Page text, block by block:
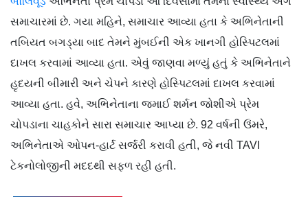
સમાચારમાં છે. ગયા મહિને, સમાચાર આવ્યા હતા કે અભિનેતાની
તબિયત બગડ્યા બાદ તેમને મુંબઈની એક ખાનગી હોસ્પિટલમાં
દાખલ કરવામાં આવ્યા હતા. એવું જાણવા મળ્યું હતું કે અભિનેતાને
હૃદયની બીમારી અને ચેપને કારણે હોસ્પિટલમાં દાખલ કરવામાં
આવ્યા હતા. હવે, અભિનેતાના જમાઈ શર્મન જોશીએ પ્રેમ
ચોપડાના ચાહકોને સારા સમાચાર આપ્યા છે. 92 વર્ષની ઉંમરે,
અભિનેતાએ ઓપન-હાર્ટ સર્જરી કરાવી હતી, જે નવી TAVI
ટેકનોલોજીની મદદથી સફળ રહી હતી.